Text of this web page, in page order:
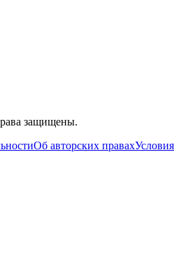
защищены.
Об авторских правахУсловия